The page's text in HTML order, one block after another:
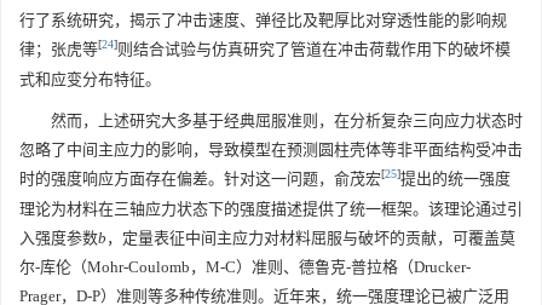
行了系统研究，揭示了冲击速度、弹径比及靶厚比对穿透性能的影响规
律；张虎等[24]则结合试验与仿真研究了管道在冲击荷载作用下的破坏模
式和应变分布特征。
然而，上述研究大多基于经典屈服准则，在分析复杂三向应力状态时
忽略了中间主应力的影响，导致模型在预测圆柱壳体等非平面结构受冲击
时的强度响应方面存在偏差。针对这一问题，俞茂宏[25]提出的统一强度
理论为材料在三轴应力状态下的强度描述提供了统一框架。该理论通过引
入强度参数b ，定量表征中间主应力对材料屈服与破坏的贡献，可覆盖莫
尔-库伦（Mohr-Coulomb，M-C）准则、德鲁克-普拉格（Drucker-
Prager，D-P）准则等多种传统准则。近年来，统一强度理论已被广泛用